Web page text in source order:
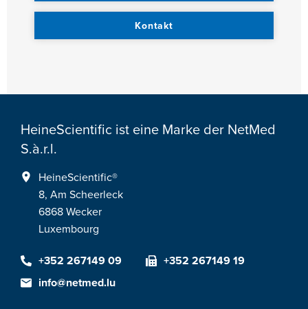
Kontakt
HeineScientific ist eine Marke der NetMed
S.à.r.l.
HeineScientific®
8, Am Scheerleck
6868 Wecker
Luxembourg
+352 267149 09
+352 267149 19
info@netmed.lu